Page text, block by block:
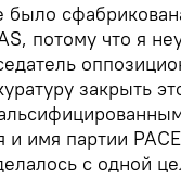
было
потому что я
закрыть
имя партии
с одной